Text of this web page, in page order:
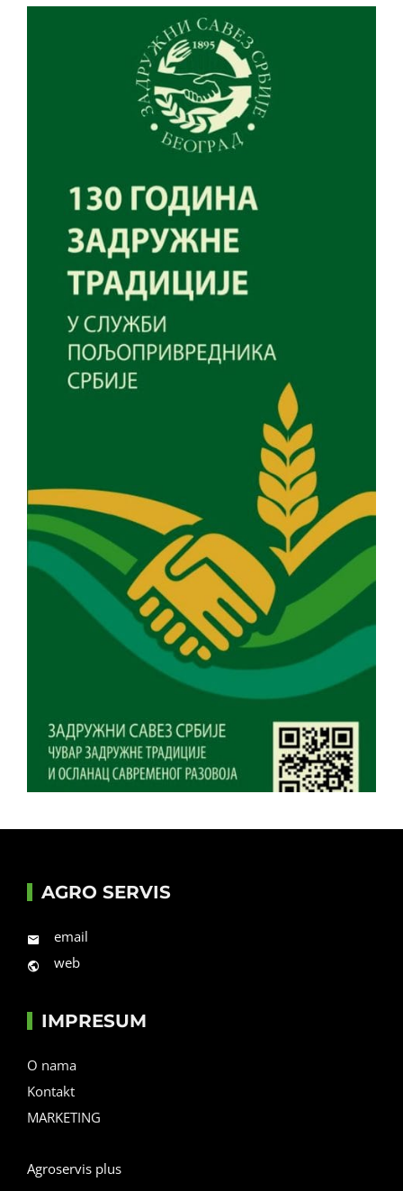
AGRO SERVIS
email
web
IMPRESUM
O nama
Kontakt
MARKETING
Agroservis plus